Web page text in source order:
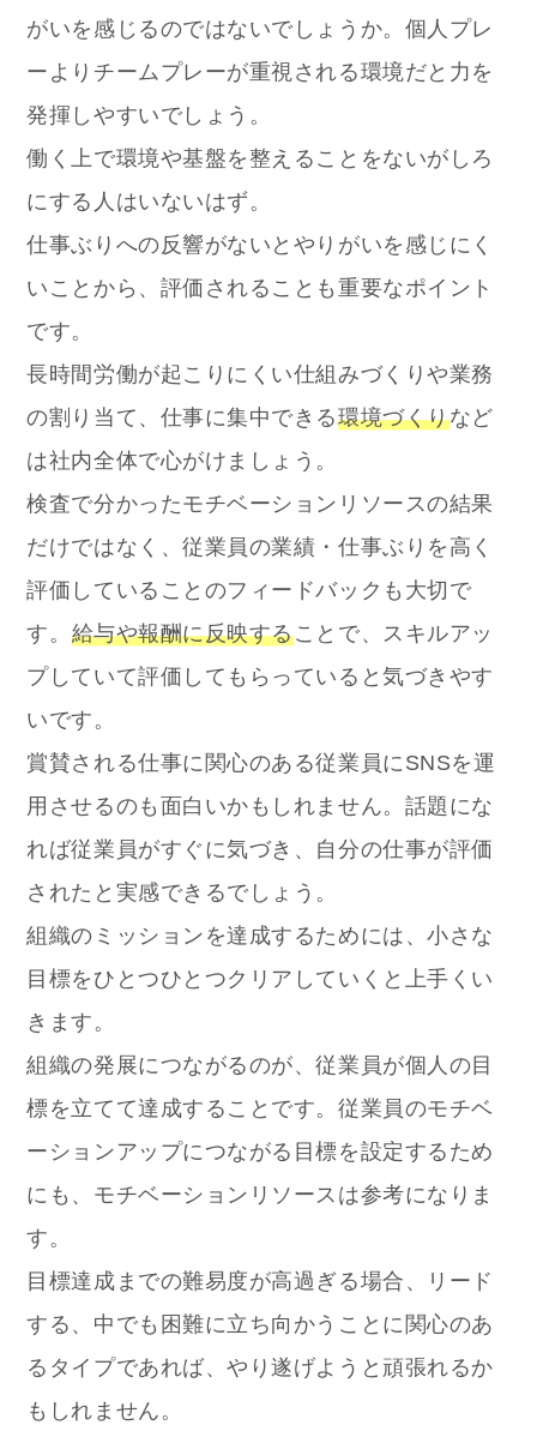
がいを感じるのではないでしょうか。個人プレ
ーよりチームプレーが重視される環境だと力を
発揮しやすいでしょう。
働く上で環境や基盤を整えることをないがしろ
にする人はいないはず。
仕事ぶりへの反響がないとやりがいを感じにく
いことから、評価されることも重要なポイント
です。
長時間労働が起こりにくい仕組みづくりや業務
の割り当て、仕事に集中できる環境づくりなど
は社内全体で心がけましょう。
検査で分かったモチベーションリソースの結果
だけではなく、従業員の業績・仕事ぶりを高く
評価していることのフィードバックも大切で
す。 給与や報酬に反映することで、スキルアッ
プしていて評価してもらっていると気づきやす
いです。
賞賛される仕事に関心のある従業員にSNSを運
用させるのも面白いかもしれません。話題にな
れば従業員がすぐに気づき、自分の仕事が評価
されたと実感できるでしょう。
組織のミッションを達成するためには、小さな
目標をひとつひとつクリアしていくと上手くい
きます。
組織の発展につながるのが、従業員が個人の目
標を立てて達成することです。従業員のモチベ
ーションアップにつながる目標を設定するため
にも、モチベーションリソースは参考になりま
す。
目標達成までの難易度が高過ぎる場合、リード
する、中でも困難に立ち向かうことに関心のあ
るタイプであれば、やり遂げようと頑張れるか
もしれません。